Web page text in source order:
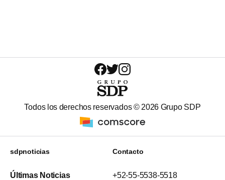
Todos los derechos reservados © 2026 Grupo SDP
sdpnoticias
Últimas Noticias
Contacto
+52-55-5538-5518